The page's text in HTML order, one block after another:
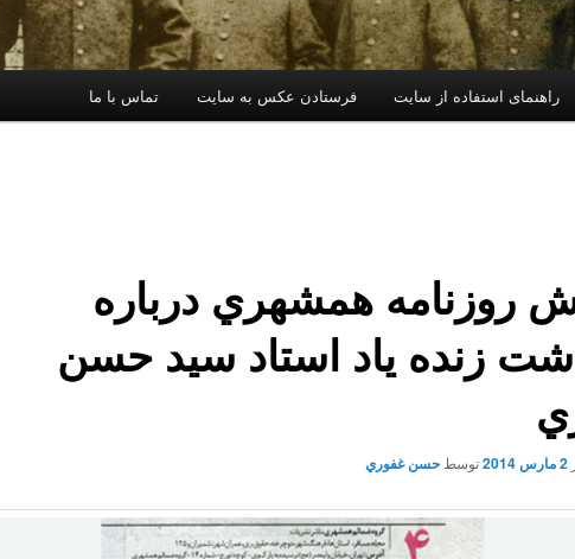
راهنمای استفاده از سایت فرستادن عکس به سایت تماس با ما
روزنامه همشهري درباره
زنده ياد استاد سيد حسن
2 مارس 2014 توسط حسن غفوري